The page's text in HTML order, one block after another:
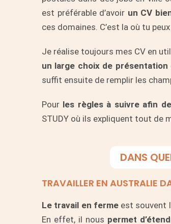
est préférable d’avoir un CV
ces domaines. C’est la où tu
Je réalise toujours mes CV en
un large choix de présentation
suffit ensuite de remplir les
Pour les règles à suivre afin
STUDY où ils expliquent tout de
DANS
TRAVAILLER EN AUSTRALIE
Le travail en fermeest souvent
En effet, il nous permet